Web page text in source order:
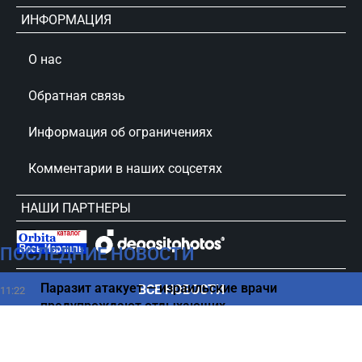
ПОСЛЕДНИЕ НОВОСТИ
11:22
Паразит атакует — израильские врачи
предупреждают отдыхающих
ВСЕ НОВОСТИ
ИНФОРМАЦИЯ
О нас
Обратная связь
Информация об ограничениях
Комментарии в наших соцсетях
НАШИ ПАРТНЕРЫ
сursorinfo.co.il © Все права защищены